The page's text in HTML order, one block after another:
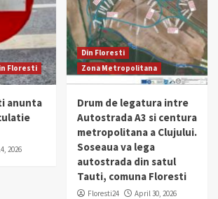
Floresti
anunta
2026
Din Floresti
Zona Metropolitana
Drum de legatura intre
Autostrada A3 si centura
metropolitana a Clujului.
Soseaua va lega
autostrada din satul
Tauti, comuna Floresti
Floresti24 April 30, 2026